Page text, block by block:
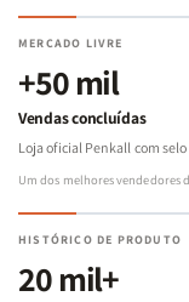
MERCADO LIVRE
+50 mil
Vendas concluídas
Loja oficial Penkall com
Um dos melhores vendedores
HISTÓRICO DE PRODUTO
20 mil+